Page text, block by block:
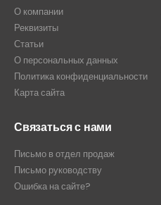
О компании
Реквизиты
Статьи
О персональных данных
Политика конфиденциальности
Карта сайта
Связаться с нами
Письмо в отдел продаж
Письмо руководству
Ошибка на сайте?